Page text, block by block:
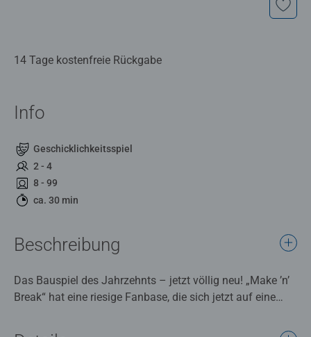
14 Tage kostenfreie Rückgabe
Info
Geschicklichkeitsspiel
2 - 4
8 - 99
ca. 30 min
Beschreibung
Das Bauspiel des Jahrzehnts – jetzt völlig neu! „Make ’n’
Break“ hat eine riesige Fanbase, die sich jetzt auf eine
freuen darf. Aber jetzt spielen alle gleichzeitig! Niemand